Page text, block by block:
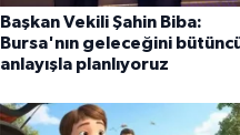
Başkan Vekili Şahin Biba:
Bursa'nın geleceğini
anlayışla planlıyoruz